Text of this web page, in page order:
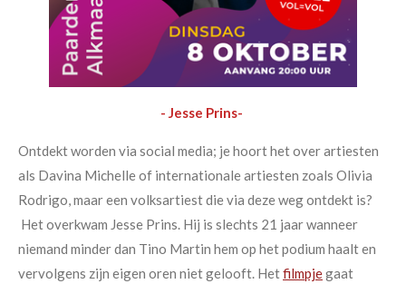
- Jesse Prins-
Ontdekt worden via social media; je hoort het over artiesten
als Davina Michelle of internationale artiesten zoals Olivia
Rodrigo, maar een volksartiest die via deze weg ontdekt is?
Het overkwam Jesse Prins. Hij is slechts 21 jaar wanneer
niemand minder dan Tino Martin hem op het podium haalt en
vervolgens zijn eigen oren niet gelooft. Hetfilmpjegaat